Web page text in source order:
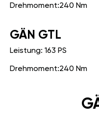
Drehmoment:240 Nm
GÄN GTL
Leistung: 163 PS
Drehmoment:240 Nm